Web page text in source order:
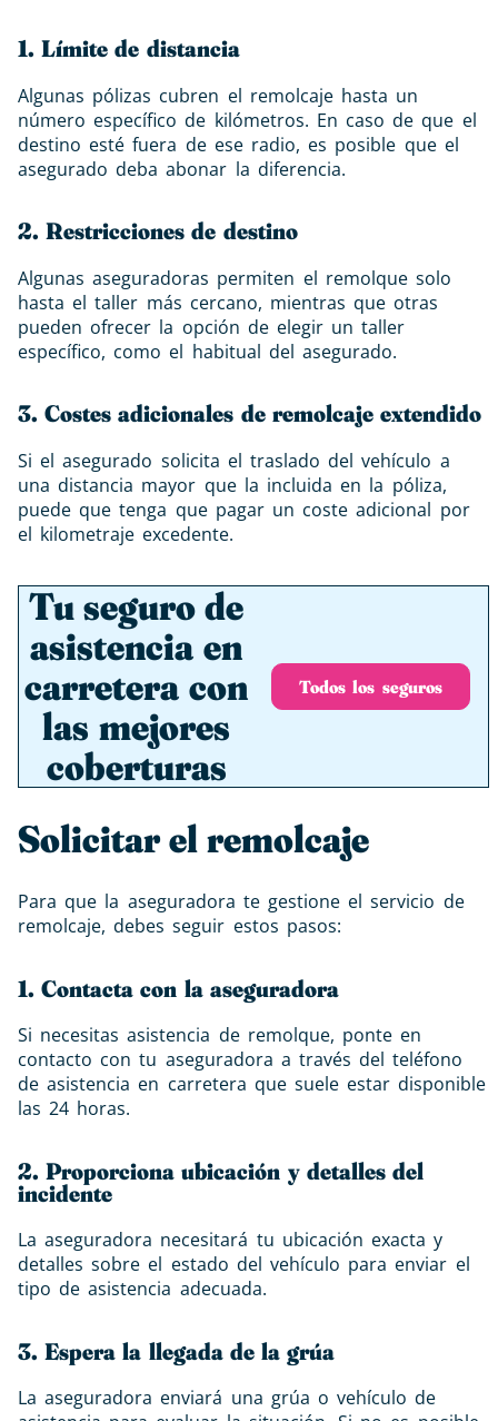
1. Límite de distancia
Algunas pólizas cubren el remolcaje hasta un
número específico de kilómetros. En caso de que el
destino esté fuera de ese radio, es posible que el
asegurado deba abonar la diferencia.
2. Restricciones de destino
Algunas aseguradoras permiten el remolque solo
hasta el taller más cercano, mientras que otras
pueden ofrecer la opción de elegir un taller
específico, como el habitual del asegurado.
3. Costes adicionales de remolcaje extendido
Si el asegurado solicita el traslado del vehículo a
una distancia mayor que la incluida en la póliza,
puede que tenga que pagar un coste adicional por
el kilometraje excedente.
Tu seguro de
asistencia en
carretera con
las mejores
coberturas
Todos los seguros
Solicitar el remolcaje
Para que la aseguradora te gestione el servicio de
remolcaje, debes seguir estos pasos:
1. Contacta con la aseguradora
Si necesitas asistencia de remolque, ponte en
contacto con tu aseguradora a través del teléfono
de asistencia en carretera que suele estar disponible
las 24 horas.
2. Proporciona ubicación y detalles del
incidente
La aseguradora necesitará tu ubicación exacta y
detalles sobre el estado del vehículo para enviar el
tipo de asistencia adecuada.
3. Espera la llegada de la grúa
La aseguradora enviará una grúa o vehículo de